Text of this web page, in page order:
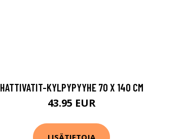
HATTIVATIT-KYLPYPYYHE 70 X 140 CM
43.95 EUR